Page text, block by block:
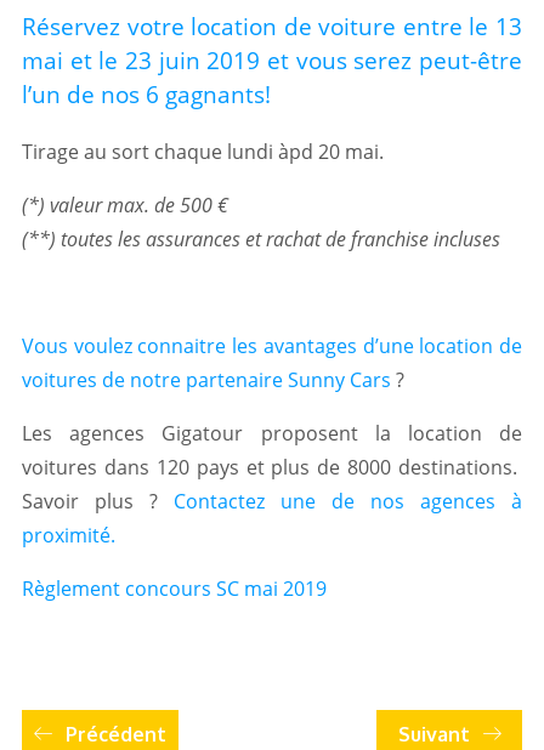
Réservez votre location de voiture entre le 13
mai et le 23 juin 2019 et vous serez peut-être
l’un de nos 6 gagnants!
Tirage au sort chaque lundi àpd 20 mai.
(*) valeur max. de 500 €
(**) toutes les assurances et rachat de franchise incluses
Vous voulez connaitre les avantages d’une location de
voitures de notre partenaire Sunny Cars ?
Les agences Gigatour proposent la location de
voitures dans 120 pays et plus de 8000 destinations.
Savoir plus ? Contactez une de nos agences à
proximité.
Règlement concours SC mai 2019
Précédent Suivant